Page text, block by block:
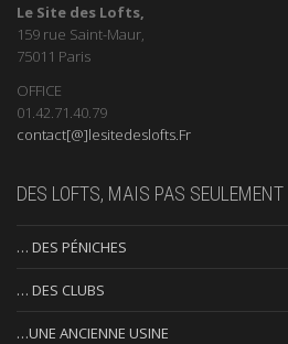
Le Site des Lofts,
159 rue Saint-Maur,
75011 Paris
OFFICE
01.42.71.40.79
contact[@]lesitedeslofts.Fr
DES LOFTS, MAIS PAS SEULEMENT …
… DES PÉNICHES
… DES CLUBS
…UNE ANCIENNE USINE